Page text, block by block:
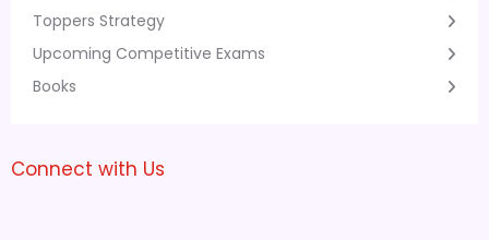
Toppers Strategy
Upcoming Competitive Exams
Books
Connect with Us